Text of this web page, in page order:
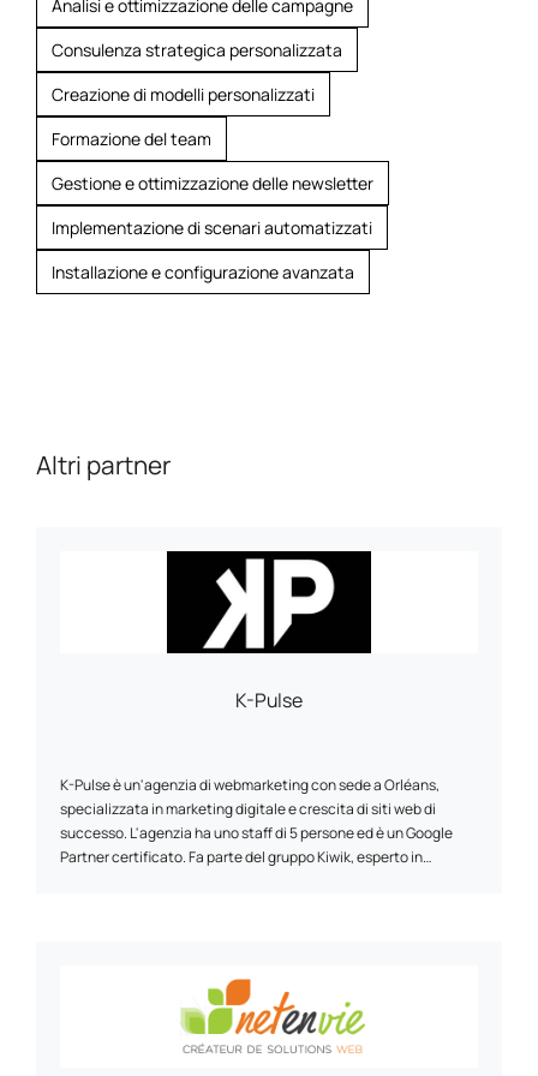
Analisi e ottimizzazione delle campagne
Consulenza strategica personalizzata
Creazione di modelli personalizzati
Formazione del team
Gestione e ottimizzazione delle newsletter
Implementazione di scenari automatizzati
Installazione e configurazione avanzata
Altri partner
K-Pulse
K-Pulse è un'agenzia di webmarketing con sede a Orléans,
specializzata in marketing digitale e crescita di siti web di
successo. L'agenzia ha uno staff di 5 persone ed è un Google
Partner certificato. Fa parte del gruppo Kiwik, esperto in
il suo supporto personalizzato, la sua esperienza e la sua agilità
per aiutare le aziende a raggiungere i loro obiettivi. Lavora con
clienti di diversi settori e ha sviluppato partnership con aziende
come Google, Semrush e Prestashop.